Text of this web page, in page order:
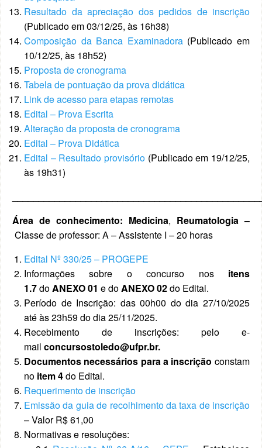
Resultado da apreciação dos pedidos de inscrição
(Publicado em 03/12/25, às 16h38)
Composição da Banca Examinadora (Publicado em
10/12/25, às 18h52)
Proposta de cronograma
Tabela de pontuação da prova didática
Link de acesso para etapas remotas
Edital – Prova Escrita
Alteração da proposta de cronograma
Edital – Prova Didática
Edital – Resultado provisório (Publicado em 19/12/25,
às 19h31)
Área de conhecimento: Medicina, Reumatologia –
Classe de professor: A – Assistente I – 20 horas
Edital Nº 330/25 – PROGEPE
Informações sobre o concurso nos itens
1.7doANEXO 01 e doANEXO 02do Edital.
Período de Inscrição: das 00h00 do dia 27/10/2025
até às 23h59 do dia 25/11/2025.
Recebimento de inscrições: pelo e-
mail concursostoledo@ufpr.br.
Documentos necessários para a inscrição constam
no item 4do Edital.
Requerimento de inscrição
Emissão da guia de recolhimento da taxa de inscrição
– Valor R$ 61,00
Normativas e resoluções: